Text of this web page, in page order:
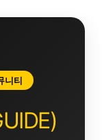
니티